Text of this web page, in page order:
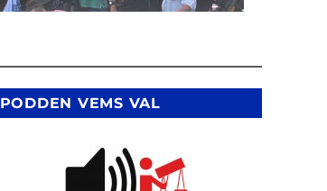
PODDEN VEMS VAL